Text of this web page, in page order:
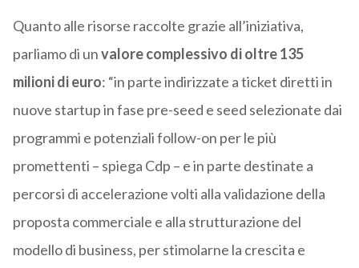
Quanto alle risorse raccolte grazie all’iniziativa,
parliamo di unvalore complessivo di oltre 135
milioni di euro: “in parte indirizzate a ticket diretti in
nuove startup in fase pre-seed e seed selezionate dai
programmi e potenziali follow-on per le più
promettenti – spiega Cdp – e in parte destinate a
percorsi di accelerazione volti alla validazione della
proposta commerciale e alla strutturazione del
modello di business, per stimolarne la crescita e